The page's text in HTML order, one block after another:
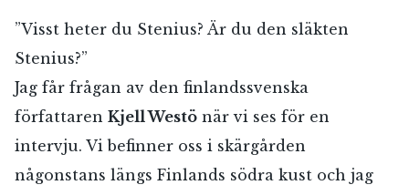
”Visst heter du Stenius? Är du den släkten
Stenius?”
Jag får frågan av den finlandssvenska
författaren Kjell Westö när vi ses för en
intervju. Vi befinner oss i skärgården
någonstans längs Finlands södra kust och jag